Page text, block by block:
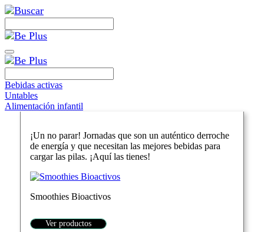
Bebidas activas
Untables
Alimentación infantil
¡Un no parar! Jornadas que son un auténtico derroche
de energía y que necesitan las mejores bebidas para
cargar las pilas. ¡Aquí las tienes!
Smoothies Bioactivos
Ver productos